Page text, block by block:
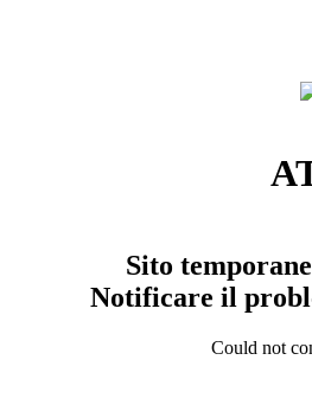
Sito
Notificare il
Could not